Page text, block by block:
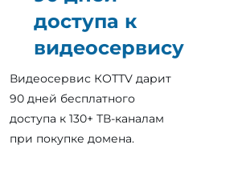
доступа к
видеосервису
Видеосервис КОТТV дарит
90 дней бесплатного
доступа к 130+ ТВ-каналам
при покупке домена.